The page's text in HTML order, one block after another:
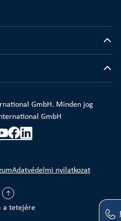
GmbH. Minden jog
GmbH
a tetejére
Adatvédelmi nyilatkozat